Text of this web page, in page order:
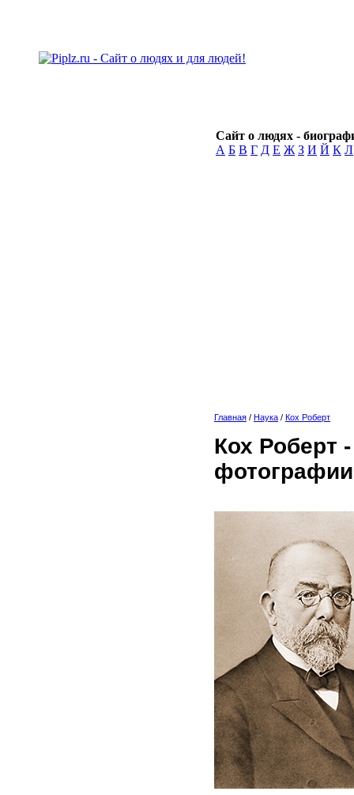
Сайт о людях -
А Б В Г Д Е Ж З И Й К Л
Главная / Наука / Кох Роберт
Кох Роберт